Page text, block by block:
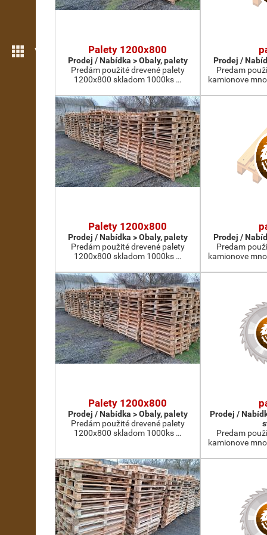
Více možnostíPalety 1200x800
Prodej / Nabídka > Obaly, palety
Predám použité drevené palety
1200x800 skladom 1000ks …
Prodej /
Predam
kamionove
Palety 1200x800
Prodej / Nabídka > Obaly, palety
Predám použité drevené palety
1200x800 skladom 1000ks …
Prodej /
Predam
kamionove
Palety 1200x800
Prodej / Nabídka > Obaly, palety
Predám použité drevené palety
1200x800 skladom 1000ks …
Prodej /
Predam
kamionove